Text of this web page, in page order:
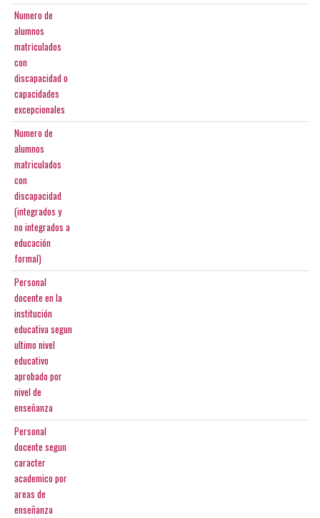
Numero de
alumnos
matriculados
con
discapacidad o
capacidades
excepcionales
Numero de
alumnos
matriculados
con
discapacidad
(integrados y
no integrados a
educación
formal)
Personal
docente en la
institución
educativa segun
ultimo nivel
educativo
aprobado por
nivel de
enseñanza
Personal
docente segun
caracter
academico por
areas de
enseñanza